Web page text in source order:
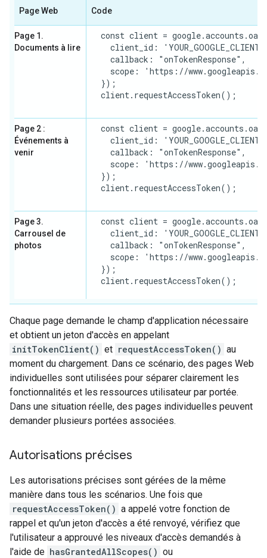
Page Web Code
Page 1.
Documents à lire
const client =
client_id:
    callback: "onTokenResponse",
scope: 'https://
  });
  client.requestAccessToken();
Page 2 :
Événements à
venir
const client =
client_id:
    callback: "onTokenResponse",
scope: 'https://
  });
  client.requestAccessToken();
Page 3.
Carrousel de
photos
const client =
client_id:
    callback: "onTokenResponse",
scope: 'https://
  });
  client.requestAccessToken();
Chaque page demande le champ d'application nécessaire
et obtient un jeton d'accès en appelant
initTokenClient() et requestAccessToken() au
moment du chargement. Dans ce scénario, des pages Web
individuelles sont utilisées pour séparer clairement les
fonctionnalités et les ressources utilisateur par portée.
Dans une situation réelle, des pages individuelles peuvent
demander plusieurs portées associées.
Autorisations précises
Les autorisations précises sont gérées de la même
manière dans tous les scénarios. Une fois que
requestAccessToken() a appelé votre fonction de
rappel et qu'un jeton d'accès a été renvoyé, vérifiez que
l'utilisateur a approuvé les niveaux d'accès demandés à
l'aide de hasGrantedAllScopes() ou